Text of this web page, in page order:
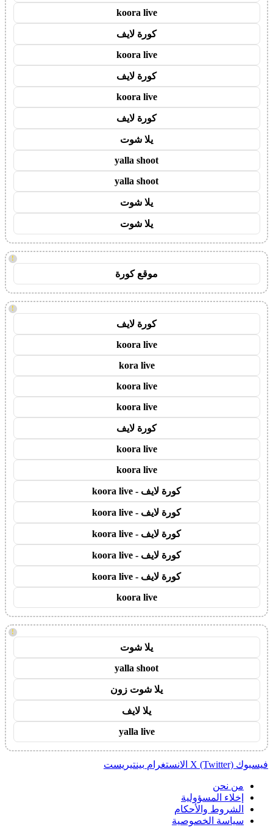
koora live
كورة لايف
koora live
كورة لايف
koora live
كورة لايف
يلا شوت
yalla shoot
yalla shoot
يلا شوت
يلا شوت
!
موقع كورة
!
كورة لايف
koora live
kora live
koora live
koora live
كورة لايف
koora live
koora live
كورة لايف - koora live
كورة لايف - koora live
كورة لايف - koora live
كورة لايف - koora live
كورة لايف - koora live
koora live
!
يلا شوت
yalla shoot
يلا شوت زون
يلا لايف
yalla live
فيسبوك X (Twitter) الانستغرام بينتيريست
من نحن
إخلاء المسؤولية
الشروط والأحكام
سياسة الخصوصية